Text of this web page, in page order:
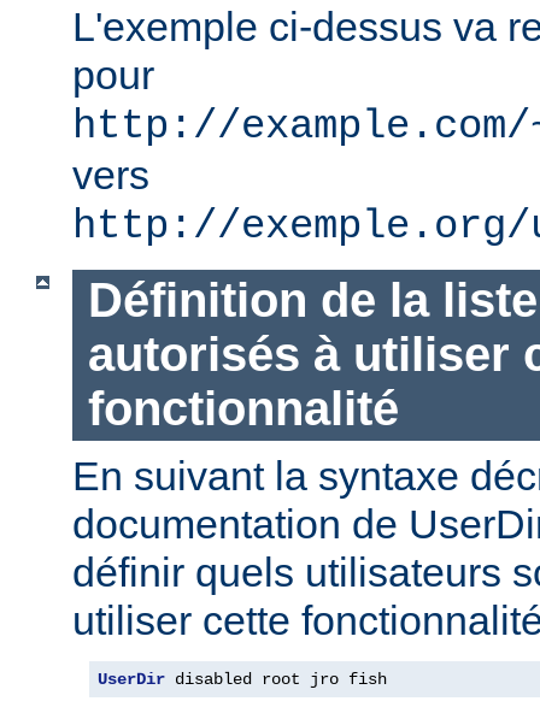
L'exemple ci-dessus va
pour
http://example.com/
vers
http://exemple.org/
Définition de la
autorisés à utiliser
fonctionnalité
En suivant la syntaxe
documentation de
définir quels utilisateurs
utiliser cette
UserDir disabled root jro fish